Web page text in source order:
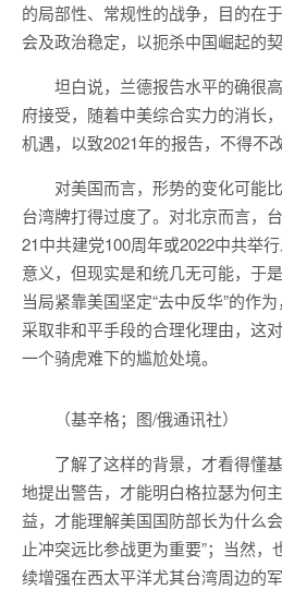
的局部性、常规性的战争，目的在
会及政治稳定，以扼杀中国崛起的契
坦白说，兰德报告水平的确很
府接受，随着中美综合实力的消长
机遇，以致2021年的报告，不得不
对美国而言，形势的变化可能
台湾牌打得过度了。对北京而言，
21中共建党100周年或2022中共举
意义，但现实是和统几无可能，于
当局紧靠美国坚定“去中反华”的作
采取非和平手段的合理化理由，这
一个骑虎难下的尴尬处境。
（基辛格；图/俄通讯社）
了解了这样的背景，才看得懂
地提出警告，才能明白格拉瑟为何
益，才能理解美国国防部长为什么
止冲突远比参战更为重要”；当然
续增强在西太平洋尤其台湾周边的